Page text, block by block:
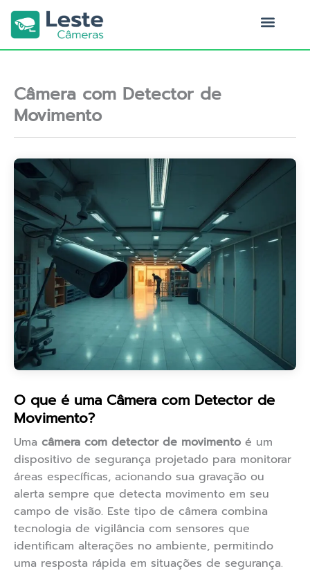
para
conteúdo
Câmera com Detector de
Movimento
O que é uma Câmera com Detector de
Movimento?
Uma câmera com detector de movimento é um
dispositivo de segurança projetado para monitorar
áreas específicas, acionando sua gravação ou
alerta sempre que detecta movimento em seu
campo de visão. Este tipo de câmera combina
tecnologia de vigilância com sensores que
identificam alterações no ambiente, permitindo
uma resposta rápida em situações de segurança.